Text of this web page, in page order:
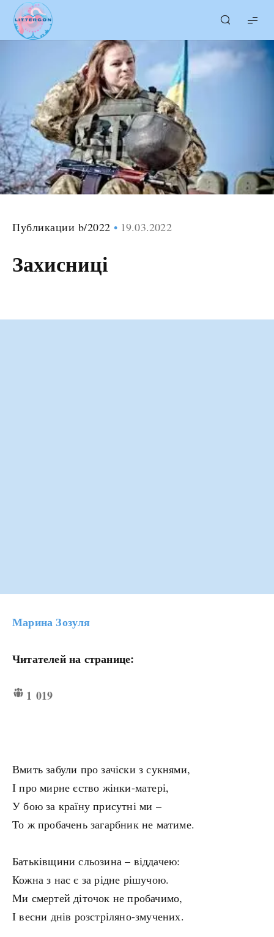
LITTERcon
Публикации b/2022 19.03.2022
Захисниці
Марина Зозуля
Читателей на странице:
1 019
Вмить забули про зачіски з сукнями,
І про мирне єство жінки-матері,
У бою за країну присутні ми –
То ж пробачень загарбник не матиме.
Батьківщини сльозина – віддачею:
Кожна з нас є за рідне рішучою.
Ми смертей діточок не пробачимо,
І весни днів розстріляно-змучених.